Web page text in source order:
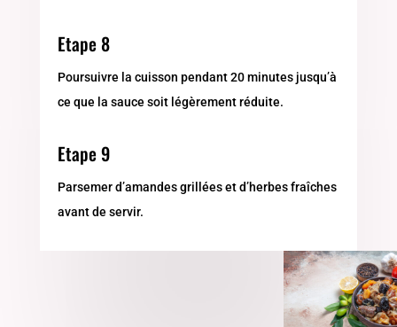
Etape 8
Poursuivre la cuisson pendant 20 minutes jusqu’à
ce que la sauce soit légèrement réduite.
Etape 9
Parsemer d’amandes grillées et d’herbes fraîches
avant de servir.